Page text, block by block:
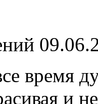
время
и